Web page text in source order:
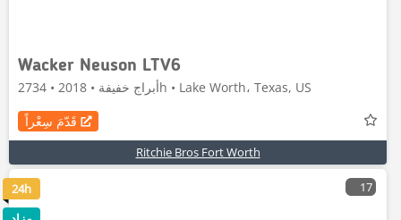
Wacker Neuson LTV6
أبراج خفيفة • 2018 • 2734h • Lake Worth، Texas, US
قَدّمَ سِعْراً
Ritchie Bros Fort Worth
17
24h